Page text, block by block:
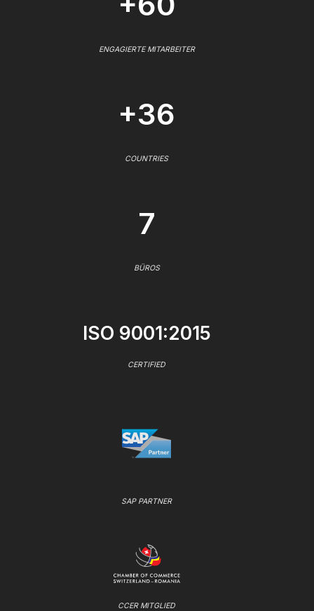
ENGAGIERTE MITARBEITER
+36
COUNTRIES
7
BÜROS
ISO 9001:2015
CERTIFIED
SAP PARTNER
CCER MITGLIED